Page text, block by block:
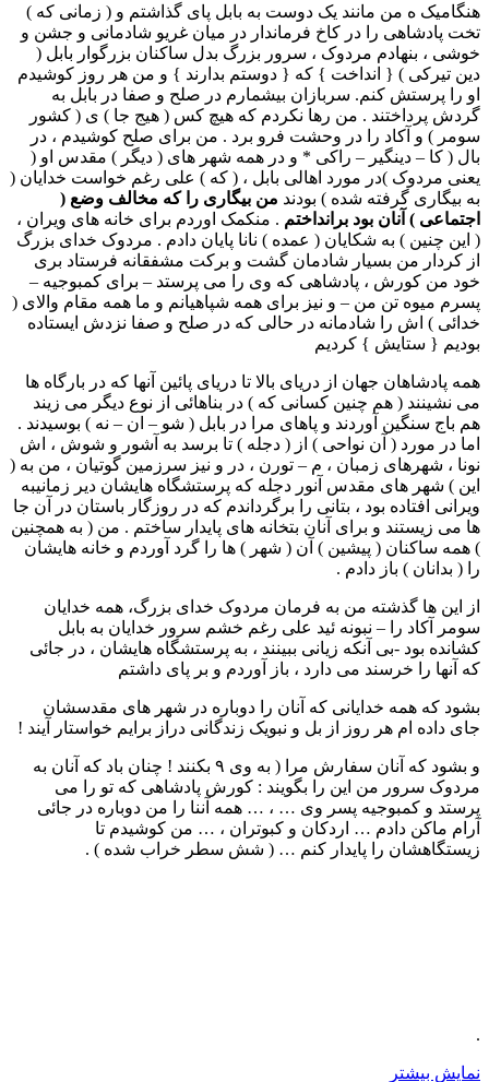
هنگامیک ه من مانند یک دوست به بابل پای گذاشتم و ( زمانی که )
تخت پادشاهی را در کاخ فرماندار در میان غریو شادمانی و جشن و
خوشی ، بنهادم مردوک ، سرور بزرگ بدل ساکنان بزرگوار بابل (
دین تیرکی ) { انداخت } که { دوستم بدارند } و من هر روز کوشیدم
او را پرستش کنم. سربازان بیشمارم در صلح و صفا در بابل به
گردش پرداختند . من رها نکردم که هیچ کس ( هیج جا ) ی ( کشور
سومر ) و آکاد را در وحشت فرو برد . من برای صلح کوشیدم ، در
بال ( کا – دینگیر – راکی * و در همه شهر های ( دیگر ) مقدس او (
یعنی مردوک )در مورد اهالی بابل ، ( که ) علی رغم خواست خدایان (
به بیگاری گرفته شده ) بودند من بیگاری را که مخالف وضع (
اجتماعی ) آنان بود برانداختم . منکمک اوردم برای خانه های ویران ،
( این چنین ) به شکایان ( عمده ) نانا پایان دادم . مردوک خدای بزرگ
از کردار من بسیار شادمان گشت و برکت مشفقانه فرستاد بری
خود من کورش ، پادشاهی که وی را می پرستد – برای کمبوجیه –
پسرم میوه تن من – و نیز برای همه شپاهیانم و ما همه مقام والای (
خدائی ) اش را شادمانه در حالی که در صلح و صفا نزدش ایستاده
بودیم { ستایش } کردیم
همه پادشاهان جهان از دریای بالا تا دریای پائین آنها که در بارگاه ها
می نشینند ( هم چنین کسانی که ) در بناهائی از نوع دیگر می زیند
هم باج سنگین آوردند و پاهای مرا در بابل ( شو – ان – نه ) بوسیدند .
اما در مورد ( آن نواحی ) از ( دجله ) تا برسد به آشور و شوش ، اش
نونا ، شهرهای زمبان ، م – تورن ، در و نیز سرزمین گوتیان ، من به (
این ) شهر های مقدس آنور دجله که پرستشگاه هایشان دیر زمانیبه
ویرانی افتاده بود ، بتانی را برگرداندم که در روزگار باستان در آن جا
ها می زیستند و برای آنان بتخانه های پایدار ساختم . من ( به همچنین
) همه ساکنان ( پیشین ) آن ( شهر ) ها را گرد آوردم و خانه هایشان
را ( بدانان ) باز دادم .
از این ها گذشته من به فرمان مردوک خدای بزرگ، همه خدایان
سومر آکاد را – نبونه ئید علی رغم خشم سرور خدایان به بابل
کشانده بود -بی آنکه زیانی ببینند ، به پرستشگاه هایشان ، در جائی
که آنها را خرسند می دارد ، باز آوردم و بر پای داشتم
بشود که همه خدایانی که آنان را دوباره در شهر های مقدسشان
جای داده ام هر روز از بل و نبویک زندگانی دراز برایم خواستار آیند !
و بشود که آنان سفارش مرا ( به وی ۹ بکنند ! چنان باد که آنان به
مردوک سرور من این را بگویند : کورش پادشاهی که تو را می
پرستد و کمبوجیه پسر وی … ، … همه آننا را من دوباره در جائی
آرام ماکن دادم … اردکان و کبوتران ، … من کوشیدم تا
زیستگاهشان را پایدار کنم … ( شش سطر خراب شده ) .
.
نمایش بیشتر